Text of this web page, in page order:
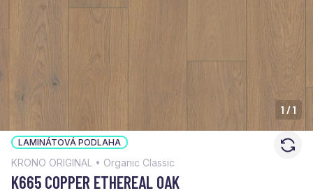
1 /1
LAMINÁTOVÁ PODLAHA
KRONO ORIGINAL • Organic Classic
K665 COPPER ETHEREAL OAK